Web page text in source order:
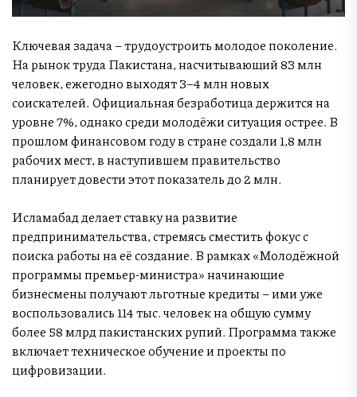
Ключевая задача – трудоустроить молодое поколение.
На рынок труда Пакистана, насчитывающий 83 млн
человек, ежегодно выходят 3–4 млн новых
соискателей. Официальная безработица держится на
уровне 7%, однако среди молодёжи ситуация острее. В
прошлом финансовом году в стране создали 1,8 млн
рабочих мест, в наступившем правительство
планирует довести этот показатель до 2 млн.
Исламабад делает ставку на развитие
предпринимательства, стремясь сместить фокус с
поиска работы на её создание. В рамках «Молодёжной
программы премьер-министра» начинающие
бизнесмены получают льготные кредиты – ими уже
воспользовались 114 тыс. человек на общую сумму
более 58 млрд пакистанских рупий. Программа также
включает техническое обучение и проекты по
цифровизации.